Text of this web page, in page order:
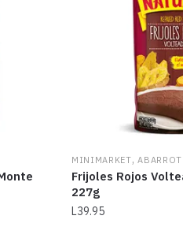
MINIMARKET,
Frijoles Rojos
227g
L39.95